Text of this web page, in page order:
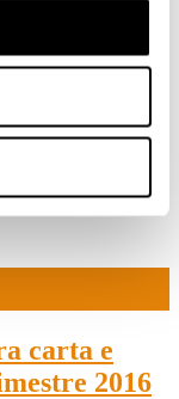
scoprire come,
di due settimane.
di carta e
carta e
2016